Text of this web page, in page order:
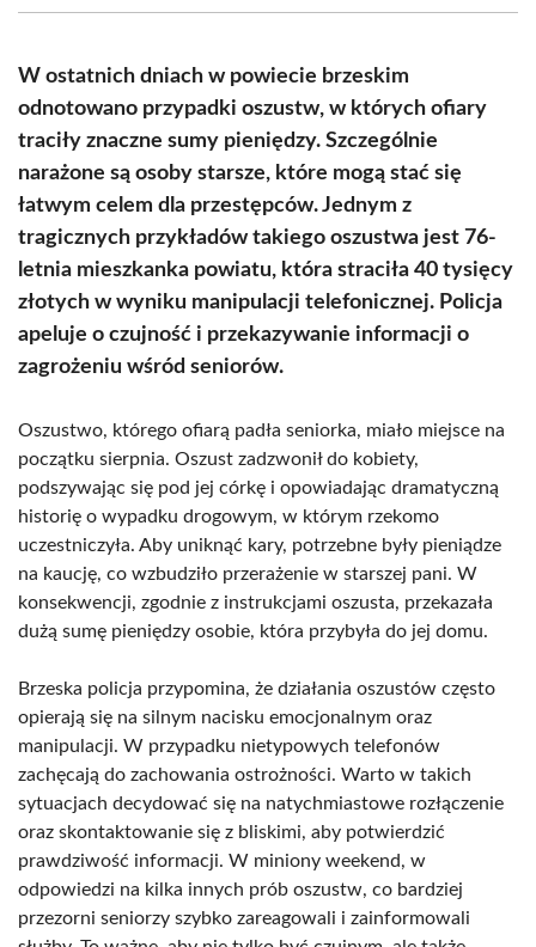
(Twitter)
W ostatnich dniach w powiecie brzeskim
odnotowano przypadki oszustw, w których ofiary
traciły znaczne sumy pieniędzy. Szczególnie
narażone są osoby starsze, które mogą stać się
łatwym celem dla przestępców. Jednym z
tragicznych przykładów takiego oszustwa jest 76-
letnia mieszkanka powiatu, która straciła 40 tysięcy
złotych w wyniku manipulacji telefonicznej. Policja
apeluje o czujność i przekazywanie informacji o
zagrożeniu wśród seniorów.
Oszustwo, którego ofiarą padła seniorka, miało miejsce na
początku sierpnia. Oszust zadzwonił do kobiety,
podszywając się pod jej córkę i opowiadając dramatyczną
historię o wypadku drogowym, w którym rzekomo
uczestniczyła. Aby uniknąć kary, potrzebne były pieniądze
na kaucję, co wzbudziło przerażenie w starszej pani. W
konsekwencji, zgodnie z instrukcjami oszusta, przekazała
dużą sumę pieniędzy osobie, która przybyła do jej domu.
Brzeska policja przypomina, że działania oszustów często
opierają się na silnym nacisku emocjonalnym oraz
manipulacji. W przypadku nietypowych telefonów
zachęcają do zachowania ostrożności. Warto w takich
sytuacjach decydować się na natychmiastowe rozłączenie
oraz skontaktowanie się z bliskimi, aby potwierdzić
prawdziwość informacji. W miniony weekend, w
odpowiedzi na kilka innych prób oszustw, co bardziej
przezorni seniorzy szybko zareagowali i zainformowali